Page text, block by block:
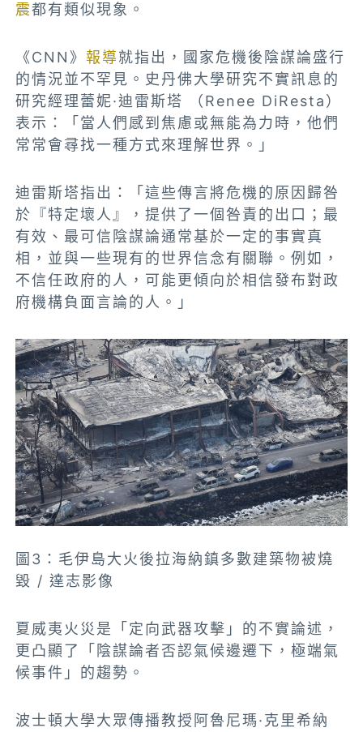
震都有類似現象。
《CNN》報導就指出，國家危機後陰謀論盛行
的情況並不罕見。史丹佛大學研究不實訊息的
研究經理蕾妮·迪雷斯塔 （Renee DiResta）
表示：「當人們感到焦慮或無能為力時，他們
常常會尋找一種方式來理解世界。」
迪雷斯塔指出：「這些傳言將危機的原因歸咎
於『特定壞人』，提供了一個咎責的出口；最
有效、最可信陰謀論通常基於一定的事實真
相，並與一些現有的世界信念有關聯。例如，
不信任政府的人，可能更傾向於相信發布對政
府機構負面言論的人。」
圖3：毛伊島大火後拉海納鎮多數建築物被燒
毀 / 達志影像
夏威夷火災是「定向武器攻擊」的不實論述，
更凸顯了「陰謀論者否認氣候邊遷下，極端氣
候事件」的趨勢。
波士頓大學大眾傳播教授阿魯尼瑪·克里希納